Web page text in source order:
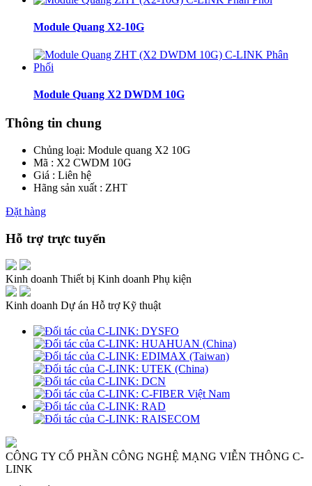
Module Quang X2-10G
Module Quang X2 DWDM 10G
Thông tin chung
Chủng loại: Module quang X2 10G
Mã : X2 CWDM 10G
Giá : Liên hệ
Hãng sản xuất : ZHT
Đặt hàng
Hỗ trợ trực tuyến
Kinh doanh Thiết bị Kinh doanh Phụ kiện
Kinh doanh Dự án Hỗ trợ Kỹ thuật
CÔNG TY CỔ PHẦN CÔNG NGHỆ MẠNG VIỄN THÔNG C-
LINK